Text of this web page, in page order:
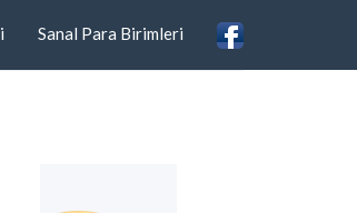
Sanal Para Birimleri